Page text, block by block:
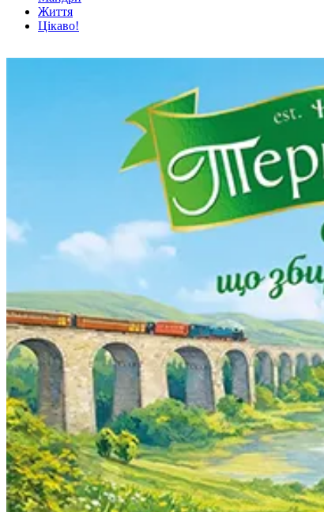
Життя
Цікаво!